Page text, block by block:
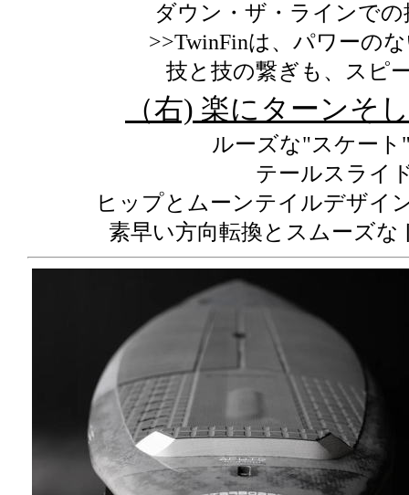
ダウン・ザ・ラインで
>>TwinFinは、パワーの
技と技の繋ぎも、スピ
（右) 楽にターンそ
ルーズな"スケー
テールスライ
ヒップとムーンテイルデザイ
素早い方向転換とスムーズ